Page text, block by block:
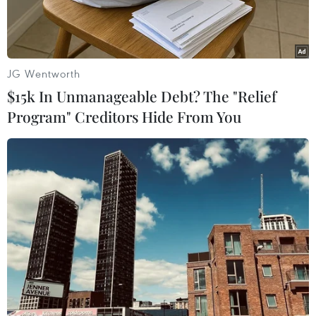
Rất nhiều xe khách dù đã xuất bến nhưng vẫn "chạy rùa bò”
trên đường nhằm bắt khách, gây ra tình trạng lộn xộn trước
cổng các bến xe. (Ảnh: Minh Sơn/Vietnam+)
Tổng cục Đường bộ Việt Nam vừa yêu cầu các
Sở Giao thông Vận tải, các Cục quản lý đường
JG Wentworth
$15k In Unmanageable Debt? The "Relief
Program" Creditors Hide From You